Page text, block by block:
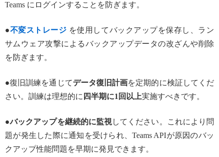
Teams にログインすることを防ぎます。
●不変ストレージ を使用してバックアップを保存し、ラン
サムウェア攻撃によるバックアップデータの改ざんや削除
を防ぎます。
●復旧訓練を通じてデータ復旧計画を定期的に検証してくだ
さい。訓練は理想的に 四半期に1回以上実施すべきです。
●バックアップを継続的に監視してください。これにより問
題が発生した際に通知を受けられ、Teams APIが原因のバッ
クアップ性能問題を早期に発見できます。